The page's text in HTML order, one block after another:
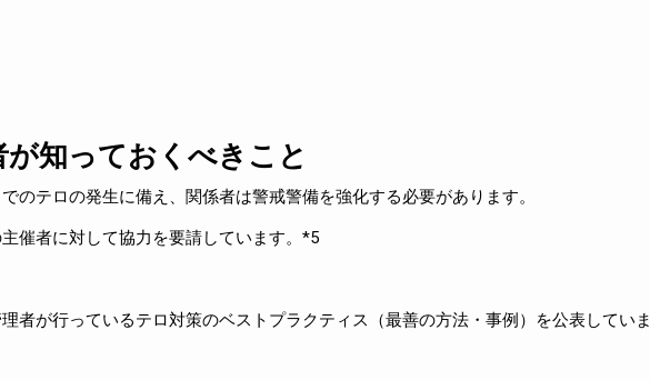
知っておくべきこと
のテロの発生に備え、関係者は警戒警備を強化する必要があります。
催者に対して協力を要請しています。*5
者が行っているテロ対策のベストプラクティス（最善の方法・事例）を公表していま